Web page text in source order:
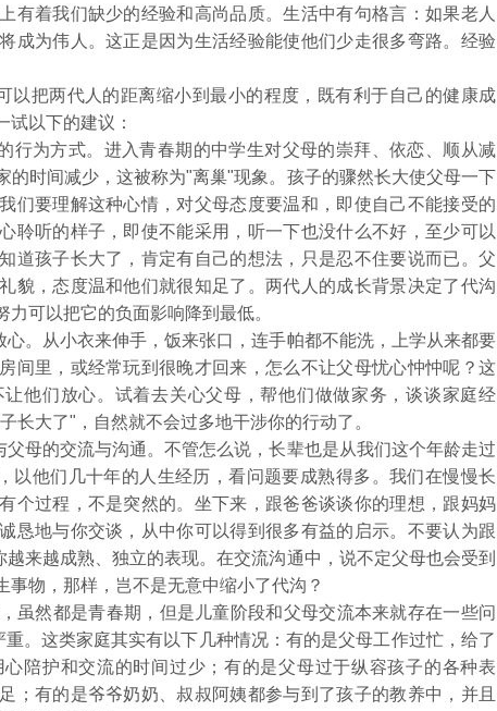
有着我们缺少的经验和高尚品质。生活中有句格言：如果老人
成为伟人。这正是因为生活经验能使他们少走很多弯路。经验
把两代人的距离缩小到最小的程度，既有利于自己的健康成
一试以下的建议：
行为方式。进入青春期的中学生对父母的崇拜、依恋、顺从减
的时间减少，这被称为"离巢"现象。孩子的骤然长大使父母一下
们要理解这种心情，对父母态度要温和，即使自己不能接受的
聆听的样子，即使不能采用，听一下也没什么不好，至少可以
道孩子长大了，肯定有自己的想法，只是忍不住要说而已。父
貌，态度温和他们就很知足了。两代人的成长背景决定了代沟
可以把它的负面影响降到最低。
。从小衣来伸手，饭来张口，连手帕都不能洗，上学从来都要
间里，或经常玩到很晚才回来，怎么不让父母忧心忡忡呢？这
他们放心。试着去关心父母，帮他们做做家务，谈谈家庭经
子长大了"，自然就不会过多地干涉你的行动了。
母的交流与沟通。不管怎么说，长辈也是从我们这个年龄走过
以他们几十年的人生经历，看问题要成熟得多。我们在慢慢长
个过程，不是突然的。坐下来，跟爸爸谈谈你的理想，跟妈妈
恳地与你交谈，从中你可以得到很多有益的启示。不要认为跟
来越成熟、独立的表现。在交流沟通中，说不定父母也会受到
事物，那样，岂不是无意中缩小了代沟？
虽然都是青春期，但是儿童阶段和父母交流本来就存在一些问
重。这类家庭其实有以下几种情况：有的是父母工作过忙，给了
陪护和交流的时间过少；有的是父母过于纵容孩子的各种表
；有的是爷爷奶奶、叔叔阿姨都参与到了孩子的教养中，并且